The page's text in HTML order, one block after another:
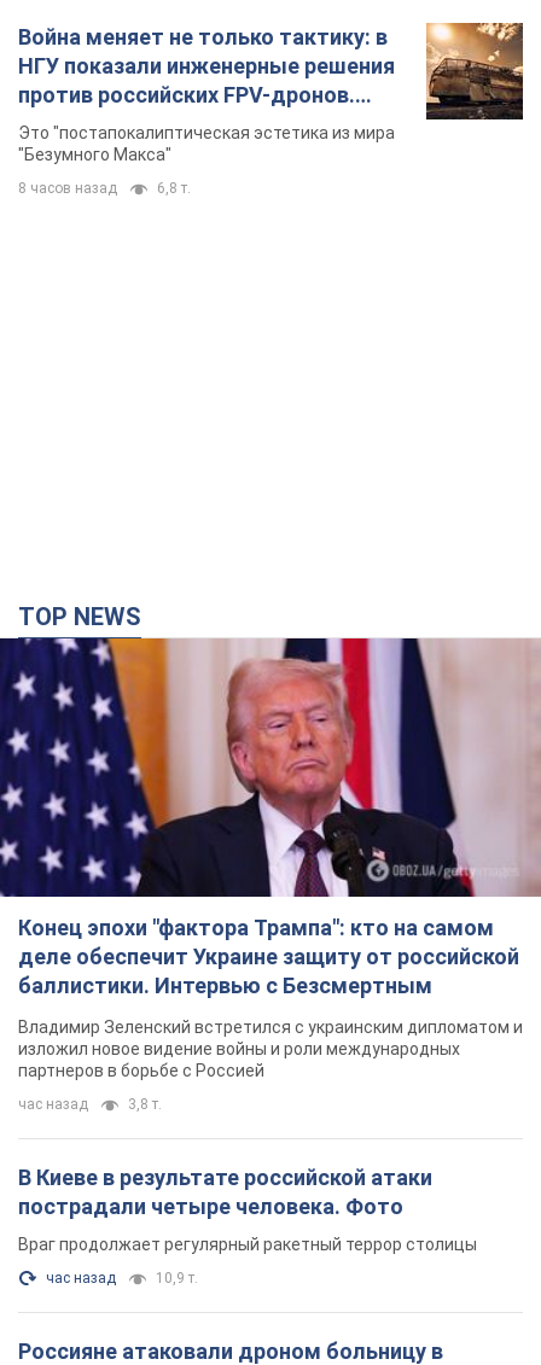
Война меняет не только тактику: в
НГУ показали инженерные решения
против российских FPV-дронов.
Фото
Это "постапокалиптическая эстетика из мира
"Безумного Макса"
8 часов назад 6,8 т.
TOP NEWS
Конец эпохи "фактора Трампа": кто на самом
деле обеспечит Украине защиту от российской
баллистики. Интервью с Безсмертным
Владимир Зеленский встретился с украинским дипломатом и
изложил новое видение войны и роли международных
партнеров в борьбе с Россией
час назад 3,8 т.
В Киеве в результате российской атаки
пострадали четыре человека. Фото
Враг продолжает регулярный ракетный террор столицы
час назад 10,9 т.
Россияне атаковали дроном больницу в